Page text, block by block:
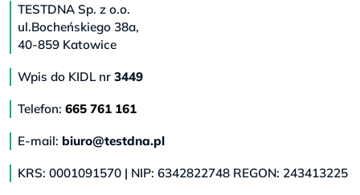
TESTDNA Sp. z o.o.
ul.Bocheńskiego 38a,
40-859 Katowice
Wpis do KIDL nr 3449
Telefon: 665 761 161
E-mail: biuro@testdna.pl
KRS: 0001091570 | NIP: 6342822748 REGON: 243413225